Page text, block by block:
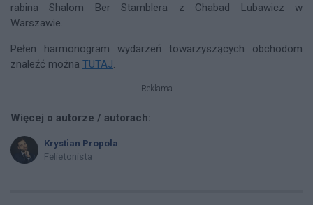
rabina Shalom Ber Stamblera z Chabad Lubawicz w
Warszawie.
Pełen harmonogram wydarzeń towarzyszących obchodom
znaleźć można TUTAJ
Reklama
Więcej o autorze / autorach:
Krystian Propola
Felietonista